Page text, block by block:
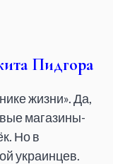
Пидгора
жизни». Да,
магазины-
Но в
украинцев.